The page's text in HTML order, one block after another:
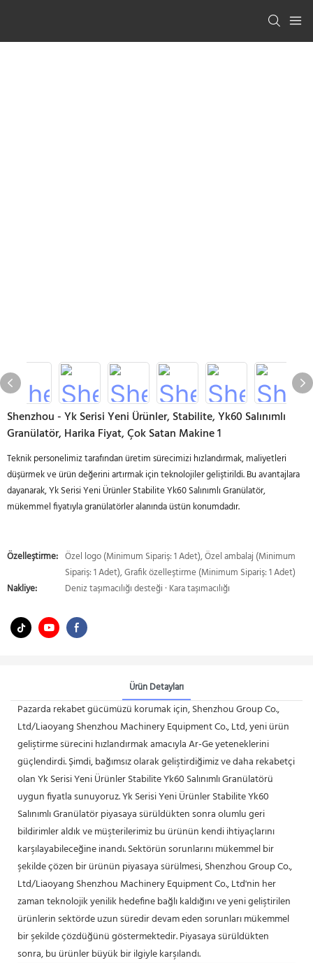
Shenzhou - Yk Serisi Yeni Ürünler, Stabilite, Yk60 Salınımlı
Granülatör, Harika Fiyat, Çok Satan Makine 1
Teknik personelimiz tarafından üretim sürecimizi hızlandırmak, maliyetleri
düşürmek ve ürün değerini artırmak için teknolojiler geliştirildi. Bu avantajlara
dayanarak, Yk Serisi Yeni Ürünler Stabilite Yk60 Salınımlı Granülatör,
mükemmel fiyatıyla granülatörler alanında üstün konumdadır.
Özelleştirme: Özel logo (Minimum Sipariş: 1 Adet), Özel ambalaj (Minimum
Sipariş: 1 Adet), Grafik özelleştirme (Minimum Sipariş: 1 Adet)
Nakliye:
Deniz taşımacılığı desteği · Kara taşımacılığı
Ürün Detayları
Pazarda rekabet gücümüzü korumak için, Shenzhou Group Co.,
Ltd/Liaoyang Shenzhou Machinery Equipment Co., Ltd, yeni ürün
geliştirme sürecini hızlandırmak amacıyla Ar-Ge yeteneklerini
güçlendirdi. Şimdi, bağımsız olarak geliştirdiğimiz ve daha rekabetçi
olan Yk Serisi Yeni Ürünler Stabilite Yk60 Salınımlı Granülatörü
uygun fiyatla sunuyoruz. Yk Serisi Yeni Ürünler Stabilite Yk60
Salınımlı Granülatör piyasaya sürüldükten sonra olumlu geri
bildirimler aldık ve müşterilerimiz bu ürünün kendi ihtiyaçlarını
karşılayabileceğine inandı. Sektörün sorunlarını mükemmel bir
şekilde çözen bir ürünün piyasaya sürülmesi, Shenzhou Group Co.,
Ltd/Liaoyang Shenzhou Machinery Equipment Co., Ltd'nin her
zaman teknolojik yenilik hedefine bağlı kaldığını ve yeni geliştirilen
ürünlerin sektörde uzun süredir devam eden sorunları mükemmel
bir şekilde çözdüğünü göstermektedir. Piyasaya sürüldükten
sonra, bu ürünler büyük bir ilgiyle karşılandı.